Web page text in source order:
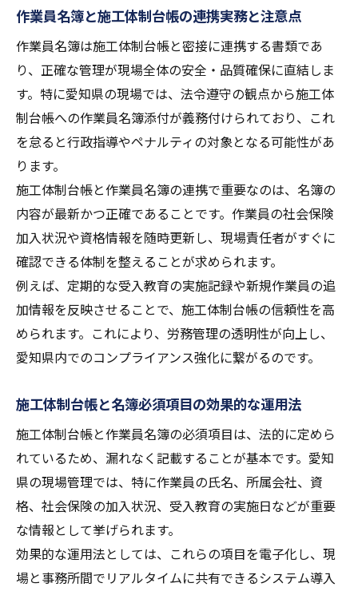
作業員名簿と施工体制台帳の連携実務と注意点
作業員名簿は施工体制台帳と密接に連携する書類であ
り、正確な管理が現場全体の安全・品質確保に直結しま
す。特に愛知県の現場では、法令遵守の観点から施工体
制台帳への作業員名簿添付が義務付けられており、これ
を怠ると行政指導やペナルティの対象となる可能性があ
ります。
施工体制台帳と作業員名簿の連携で重要なのは、名簿の
内容が最新かつ正確であることです。作業員の社会保険
加入状況や資格情報を随時更新し、現場責任者がすぐに
確認できる体制を整えることが求められます。
例えば、定期的な受入教育の実施記録や新規作業員の追
加情報を反映させることで、施工体制台帳の信頼性を高
められます。これにより、労務管理の透明性が向上し、
愛知県内でのコンプライアンス強化に繋がるのです。
施工体制台帳と名簿必須項目の効果的な運用法
施工体制台帳と作業員名簿の必須項目は、法的に定めら
れているため、漏れなく記載することが基本です。愛知
県の現場管理では、特に作業員の氏名、所属会社、資
格、社会保険の加入状況、受入教育の実施日などが重要
な情報として挙げられます。
効果的な運用法としては、これらの項目を電子化し、現
場と事務所間でリアルタイムに共有できるシステム導入